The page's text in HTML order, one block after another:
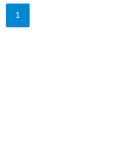
1